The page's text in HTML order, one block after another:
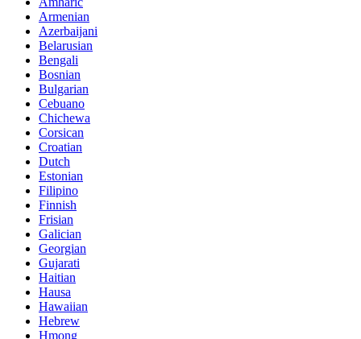
Armenian
Azerbaijani
Belarusian
Bengali
Bosnian
Bulgarian
Cebuano
Chichewa
Corsican
Croatian
Dutch
Estonian
Filipino
Finnish
Frisian
Galician
Georgian
Gujarati
Haitian
Hausa
Hawaiian
Hebrew
Hmong